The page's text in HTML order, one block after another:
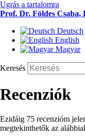
Ugrás a tartalomra
Prof. Dr. Földes Csaba,
Deutsch
English
Magyar
Keresés
Recenziók
Ezidáig 75 recenzióm
megtekinthetők az